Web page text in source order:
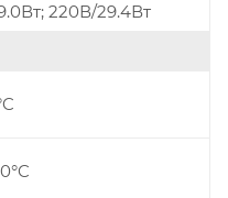
220В/29.4Вт